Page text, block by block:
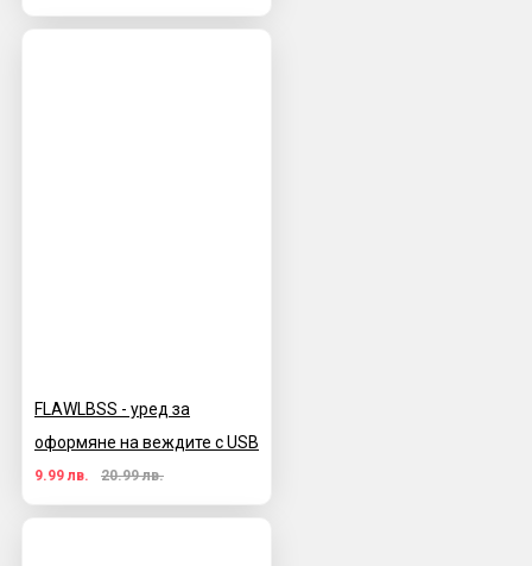
FLAWLBSS - уред за
оформяне на веждите с USB
9.99 лв. 20.99 лв.